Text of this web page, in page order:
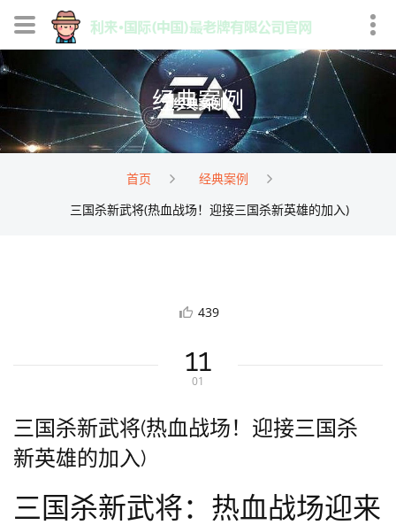
经典案例
首页
经典案例
三国杀新武将(热血战场！迎接三国杀新英雄的加入)
439
11
01
三国杀新武将(热血战场！迎接三国杀
新英雄的加入)
三国杀新武将：热血战场迎来